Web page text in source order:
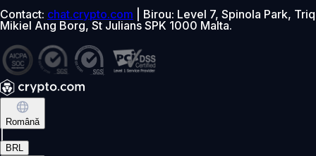
Contact: chat.crypto.com | Birou: Level 7, Spinola Park, Triq
Mikiel Ang Borg, St Julians SPK 1000 Malta.
Română
BRL